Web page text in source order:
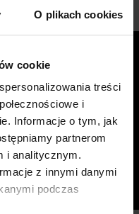
O plikach cookies
cookie
treści
i
Informacje o tym, jak
partnerom
i analitycznym.
z innymi danymi
podczas